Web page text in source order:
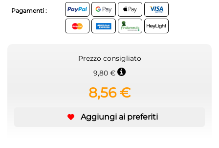
Pagamenti :
Prezzo consigliato
9,80 €
8,56 €
Aggiungi ai preferiti